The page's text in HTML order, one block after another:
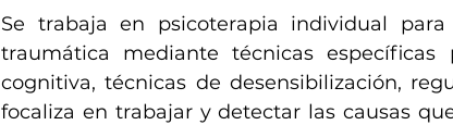
Se trabaja en psicoterapia individual
traumática mediante técnicas
cognitiva, técnicas de desensibilización,
focaliza en trabajar y detectar las causas